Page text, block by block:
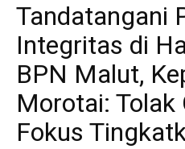
Tandatangani
Integritas di
BPN Malut,
Morotai: Tolak
Fokus